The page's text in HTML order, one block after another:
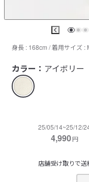
身長 : 168cm / 着用サイズ :
カラー： アイボリー
25/05/14~25/12/
4,990円
店舗受け取りで送